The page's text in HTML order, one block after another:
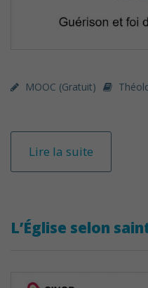
MOOC (gratuit)
Lire la suite
L’Église selon